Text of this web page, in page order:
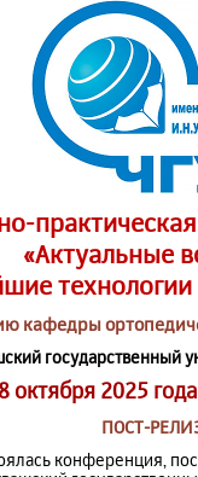
«Актуальные
технологии
кафедры
государственный
октября 2025
ПОСТ-
конференция,